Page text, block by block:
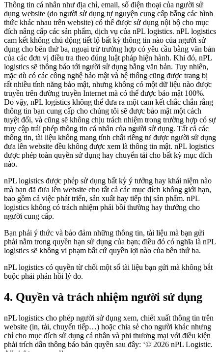
Thông tin cá nhân như địa chỉ, email, số điện thoại của người sử
dụng website (do người sử dụng tự nguyện cung cấp bằng các hình
thức khác nhau trên website) có thể được sử dụng nội bộ cho mục
đích nâng cấp các sản phẩm, dịch vụ của nPL logistics. nPL logistics
cam kết không chủ động tiết lộ bất kỳ thông tin nào của người sử
dụng cho bên thứ ba, ngoại trừ trường hợp có yêu cầu bằng văn bản
của các đơn vị điều tra theo đúng luật pháp hiện hành. Khi đó, nPL
logistics sẽ thông báo tới người sử dụng bằng văn bản. Tuy nhiên,
mặc dù có các công nghệ bảo mật và hệ thống cũng được trang bị
rất nhiều tính năng bảo mật, nhưng không có một dữ liệu nào được
truyền trên đường truyền Internet mà có thể được bảo mật 100%.
Do vậy, nPL logistics không thể đưa ra một cam kết chắc chắn rằng
thông tin bạn cung cấp cho chúng tôi sẽ được bảo mật một cách
tuyệt đối, và cũng sẽ không chịu trách nhiệm trong trường hợp có sự
truy cập trái phép thông tin cá nhân của người sử dụng. Tất cả các
thông tin, tài liệu không mang tính chất riêng tư được người sử dụng
đưa lên website đều không được xem là thông tin mật. nPL logistics
được phép toàn quyền sử dụng hay chuyển tải cho bất kỳ mục đích
nào.
nPL logistics được phép sử dụng bất kỳ ‎ý tưởng hay khái niệm nào
mà bạn đã đưa lên website cho tất cả các mục đích không giới hạn,
bao gồm cả việc phát triển, sản xuất hay tiếp thị sản phẩm. nPL
logistics không có trách nhiệm phải bồi thường hay thưởng cho
người cung cấp.
Bạn phải ý thức và bảo đảm những thông tin, tài liệu mà bạn gửi
phải nằm trong quyền hạn sử dụng của bạn; điều đó có nghĩa là nPL
logistics sẽ không vi phạm bất cứ quyền lợi nào của bên thứ ba.
nPL logistics có quyền từ chối một số tài liệu bạn gửi mà không bắt
buộc phải phản hồi lý do.
4. Quyền và trách nhiệm người sử dụng
nPL logistics cho phép người sử dụng xem, chiết xuất thông tin trên
website (in, tải, chuyển tiếp…) hoặc chia sẻ cho người khác nhưng
chỉ cho mục đích sử dụng cá nhân và phi thương mại với điều kiện
phải trích dẫn thông báo bản quyền sau đây: ‘© 2026 nPL Logistic.